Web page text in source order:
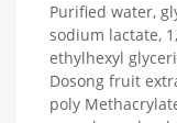
Purified water,
sodium lactate,
ethylhexyl
Dosong fruit
poly